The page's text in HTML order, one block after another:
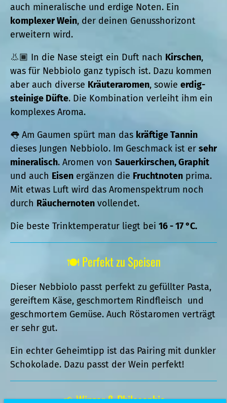
auch mineralische und erdige Noten. Ein
komplexer Wein, der deinen Genusshorizont
erweitern wird.
👃🏾 In die Nase steigt ein Duft nach Kirschen,
was für Nebbiolo ganz typisch ist. Dazu kommen
aber auch diverse Kräuteraromen, sowie erdig-
steinige Düfte. Die Kombination verleiht ihm ein
komplexes Aroma.
👅 Am Gaumen spürt man das kräftige Tannin
dieses Jungen Nebbiolo. Im Geschmack ist er sehr
mineralisch. Aromen von Sauerkirschen, Graphit
und auch Eisen ergänzen die Fruchtnoten prima.
Mit etwas Luft wird das Aromenspektrum noch
durch Räuchernoten vollendet.
Die beste Trinktemperatur liegt bei 16 - 17 °C.
🍽️ Perfekt zu Speisen
Dieser Nebbiolo passt perfekt zu gefüllter Pasta,
gereiftem Käse, geschmortem Rindfleisch und
geschmortem Gemüse. Auch Röstaromen verträgt
er sehr gut.
Ein echter Geheimtipp ist das Pairing mit dunkler
Schokolade. Dazu passt der Wein perfekt!